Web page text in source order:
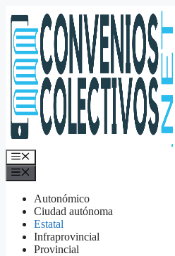
al
contenido
Menú
Autonómico
Ciudad autónoma
Estatal
Infraprovincial
Provincial